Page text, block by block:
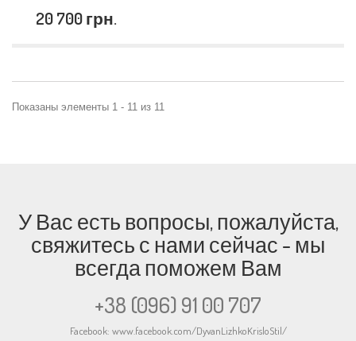
20 700 грн.
Показаны элементы 1 - 11 из 11
У Вас есть вопросы, пожалуйста,
свяжитесь с нами сейчас - мы
всегда поможем Вам
+38 (096) 91 00 707
Facebook: www.facebook.com/DyvanLizhkoKrisloStil/